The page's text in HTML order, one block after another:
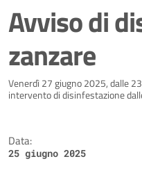
Avviso di
zanzare
Dettagli
Venerdì 27 giugno 2025, dalle
intervento di disinfestazione
Data:
25 giugno 2025